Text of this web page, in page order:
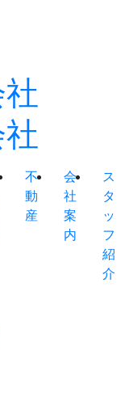
不
動
産
会
社
案
内
ス
タ
ッ
フ
紹
介